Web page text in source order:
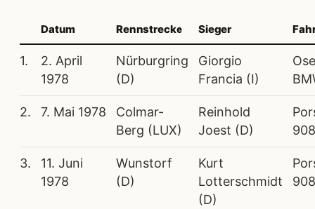
Datum Rennstrecke Sieger
1.
2. April
1978
Nürburgring
(D)
Giorgio
Francia (I)
2. 7. Mai 1978
Colmar-
Berg (LUX)
Reinhold
Joest (D)
3.
11. Juni
1978
Wunstorf
(D)
Kurt
Lotterschmidt
(D)
908